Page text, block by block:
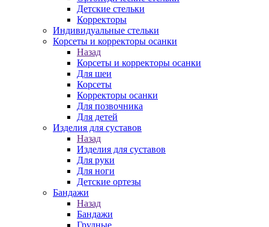
Детские стельки
Корректоры
Индивидуальные стельки
Корсеты и корректоры осанки
Назад
Корсеты и корректоры осанки
Для шеи
Корсеты
Корректоры осанки
Для позвочника
Для детей
Изделия для суставов
Назад
Изделия для суставов
Для руки
Для ноги
Детские ортезы
Бандажи
Назад
Бандажи
Грудные